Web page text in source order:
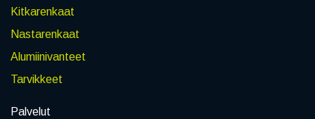
Kitkarenkaat
Nastarenkaat
Alumiinivanteet
Tarvikkeet
Palvelut